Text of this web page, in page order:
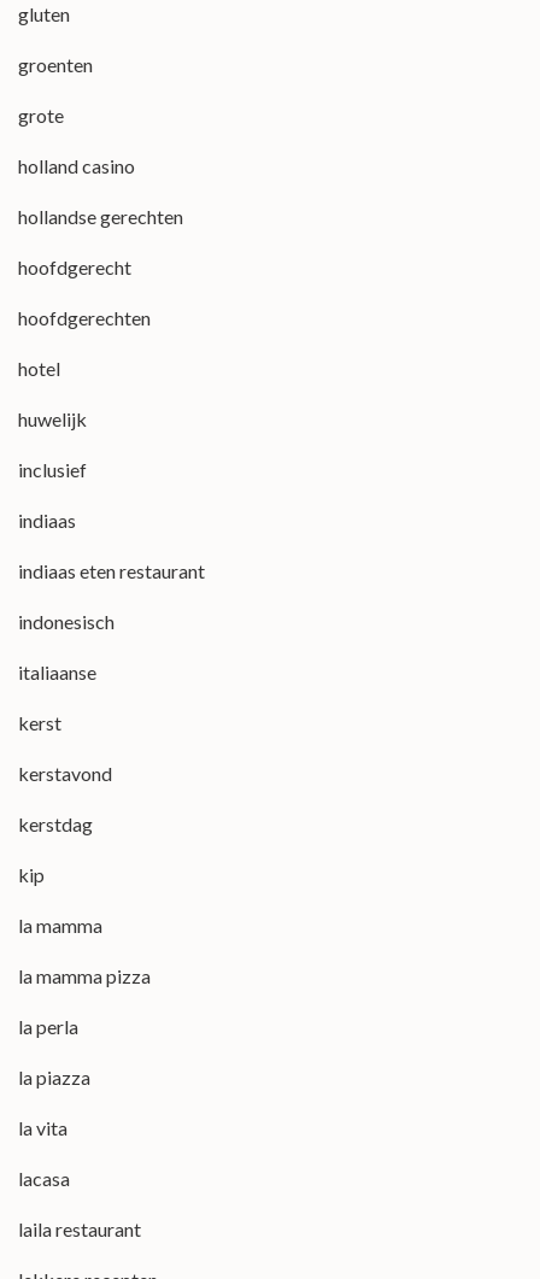
gluten
groenten
grote
holland casino
hollandse gerechten
hoofdgerecht
hoofdgerechten
hotel
huwelijk
inclusief
indiaas
indiaas eten restaurant
indonesisch
italiaanse
kerst
kerstavond
kerstdag
kip
la mamma
la mamma pizza
la perla
la piazza
la vita
lacasa
laila restaurant